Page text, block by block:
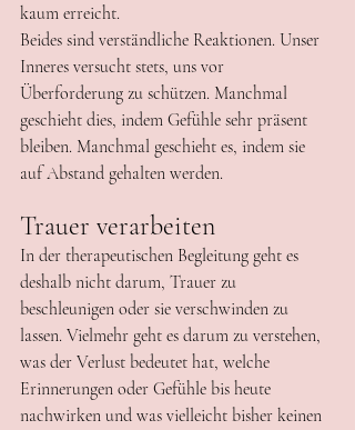
kaum erreicht.
Beides sind verständliche Reaktionen. Unser
Inneres versucht stets, uns vor
Überforderung zu schützen. Manchmal
geschieht dies, indem Gefühle sehr präsent
bleiben. Manchmal geschieht es, indem sie
auf Abstand gehalten werden.
Trauer verarbeiten
In der therapeutischen Begleitung geht es
deshalb nicht darum, Trauer zu
beschleunigen oder sie verschwinden zu
lassen. Vielmehr geht es darum zu verstehen,
was der Verlust bedeutet hat, welche
Erinnerungen oder Gefühle bis heute
nachwirken und was vielleicht bisher keinen